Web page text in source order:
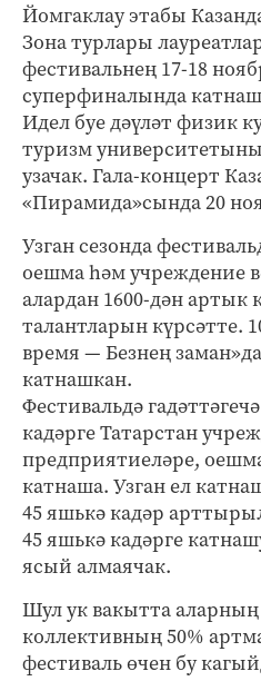
Йомгаклау этабы
Зона турлары
фестивальнең 17-18
суперфиналында
Идел буе дәүләт физик
туризм
узачак. Гала-концерт
«Пирамида»сында 20
Узган сезонда
оешма һәм учреждение
алардан 1600-дән артык
талантларын күрсәтте.
время — Безнең
катнашкан.
Фестивальдә
кадәрге Татарстан
предприятиеләре,
катнаша. Узган ел
45 яшькә кадәр
45 яшькә кадәрге
ясый алмаячак.
Шул ук вакытта
коллективның 50%
фестиваль өчен бу